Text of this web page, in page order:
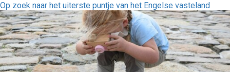
Op zoek naar het uiterste puntje van het Engelse vasteland